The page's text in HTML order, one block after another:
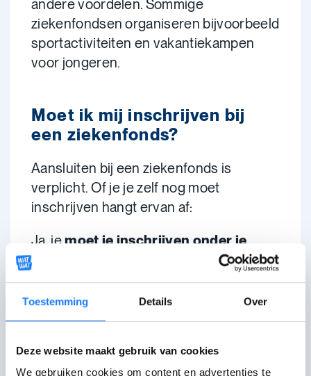
Toestemming Details Over
Deze website maakt gebruik van cookies
We gebruiken cookies om content en advertenties te
andere voordelen. Sommige
ziekenfondsen organiseren bijvoorbeeld
sportactiviteiten en vakantiekampen
voor jongeren.
Moet ik mij inschrijven bij
een ziekenfonds?
Aansluiten bij een ziekenfonds is
verplicht. Of je je zelf nog moet
inschrijven hangt ervan af:
Ja, jemoet je inschrijven onder je
eigen naam
bij een ziekenfonds als je:
25 jaar of ouder bent
werkt of zelfstandige bent
als werkzoekende bent
ingeschreven bent bij de
VDAB